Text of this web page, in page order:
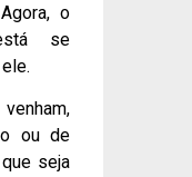
o
se
ou de
seja